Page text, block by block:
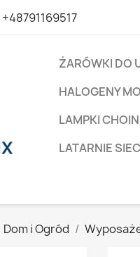
+48791169517
ŻARÓWKI DO
HALOGENY
LAMPKI
LATARNIE
Dom i Ogród